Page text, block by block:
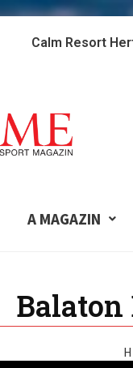
Calm Resort
A MAGAZIN
Balaton